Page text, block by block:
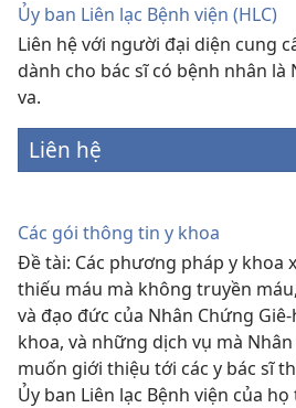
Ủy ban Liên lạc Bệnh viện (HLC)
Liên hệ với người đại diện cung
dành cho bác sĩ có bệnh nhân là
va.
Liên hệ
Các gói thông tin y khoa
Đề tài: Các phương pháp y khoa
thiếu máu mà không truyền
và đạo đức của Nhân Chứng
khoa, và những dịch vụ mà
muốn giới thiệu tới các y bác sĩ
Ủy ban Liên lạc Bệnh viện của